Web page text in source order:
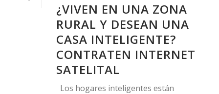
¿VIVEN EN UNA ZONA
RURAL Y DESEAN UNA
CASA INTELIGENTE?
CONTRATEN INTERNET
SATELITAL
Los hogares inteligentes están